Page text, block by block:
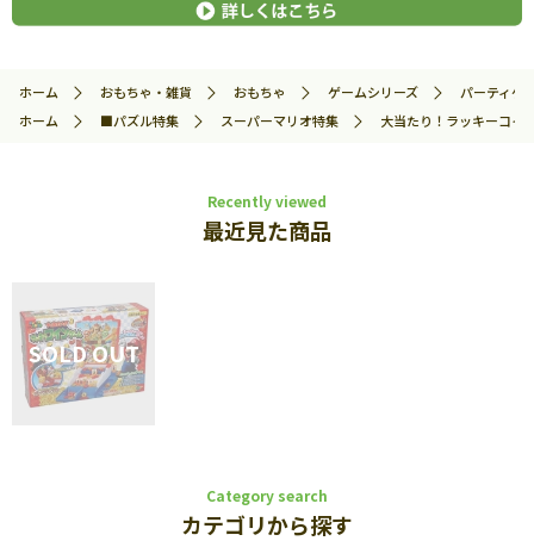
ホーム おもちゃ・雑貨 おもちゃ ゲームシリーズ
パーティゲ
ホーム
■パズル特集 スーパーマリオ特集 大当たり！ラッキーコ
Recently viewed
最近見た商品
Category search
カテゴリから探す